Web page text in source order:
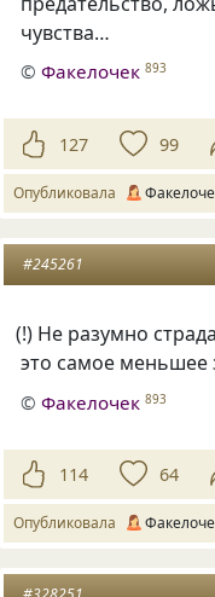
чувства…
©Факелочек 893
127 99
Опубликовала
#245261
(!) Не разумно
это самое меньшее
©Факелочек 893
114 64
Опубликовала